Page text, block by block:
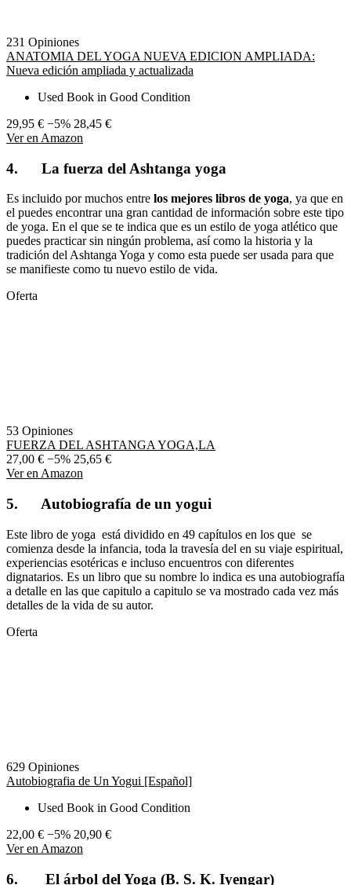
231 Opiniones
ANATOMIA DEL YOGA NUEVA EDICION AMPLIADA:
Nueva edición ampliada y actualizada
Used Book in Good Condition
29,95 € −5% 28,45 €
Ver en Amazon
4. La fuerza del Ashtanga yoga
Es incluido por muchos entre los mejores libros de yoga, ya que en
el puedes encontrar una gran cantidad de información sobre este tipo
de yoga. En el que se te indica que es un estilo de yoga atlético que
puedes practicar sin ningún problema, así como la historia y la
tradición del Ashtanga Yoga y como esta puede ser usada para que
se manifieste como tu nuevo estilo de vida.
Oferta
53 Opiniones
FUERZA DEL ASHTANGA YOGA,LA
27,00 € −5% 25,65 €
Ver en Amazon
5. Autobiografía de un yogui
Este libro de yoga está dividido en 49 capítulos en los que se
comienza desde la infancia, toda la travesía del en su viaje espiritual,
experiencias esotéricas e incluso encuentros con diferentes
dignatarios. Es un libro que su nombre lo indica es una autobiografía
a detalle en las que capitulo a capitulo se va mostrado cada vez más
detalles de la vida de su autor.
Oferta
629 Opiniones
Autobiografia de Un Yogui [Español]
Used Book in Good Condition
22,00 € −5% 20,90 €
Ver en Amazon
6. El árbol del Yoga (B. S. K. Iyengar)